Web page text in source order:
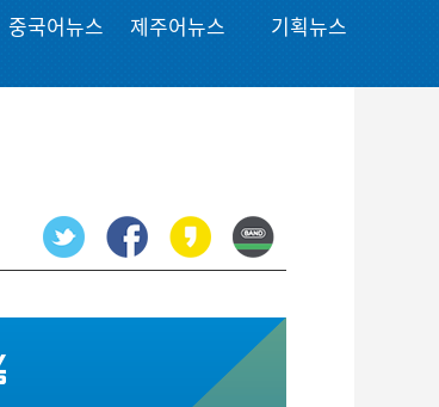
회원정보 수정
공지사항
중국어뉴스 제주어뉴스 기획뉴스